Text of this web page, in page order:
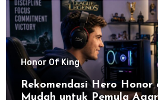
Honor Of King
Rekomendasi Hero
Mudah untuk Pemula